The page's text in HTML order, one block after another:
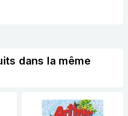
dans la même